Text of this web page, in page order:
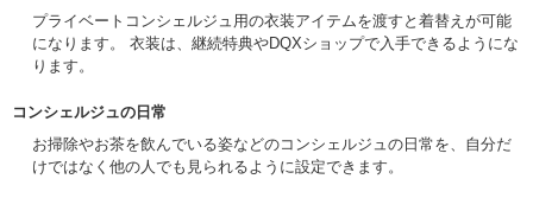
プライベートコンシェルジュ用の衣装アイテムを渡すと着替えが可能
になります。 衣装は、継続特典やDQXショップで入手できるようにな
ります。
コンシェルジュの日常
お掃除やお茶を飲んでいる姿などのコンシェルジュの日常を、自分だ
けではなく他の人でも見られるように設定できます。